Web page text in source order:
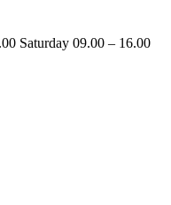
Saturday 09.00 – 16.00